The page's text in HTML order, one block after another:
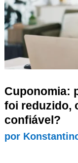
Cuponomia:
foi reduzido,
confiável?
por